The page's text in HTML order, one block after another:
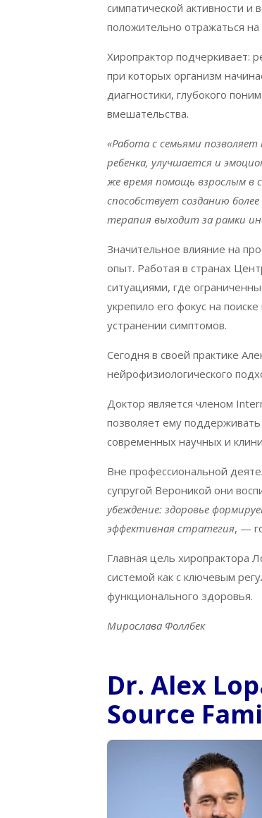
симпатической активности и
положительно отражаться
Хиропрактор подчеркивает:
при которых организм
диагностики, глубокого
вмешательства.
«Работа с семьями
ребенка, улучшается и
же время помощь взрослым в
способствует созданию
терапия выходит за рамки
Значительное влияние на
опыт. Работая в странах
ситуациями, где
укрепило его фокус на
устранении симптомов.
Сегодня в своей практике
нейрофизиологического
Доктор является членом
позволяет ему
современных научных и
Вне профессиональной
супругой Вероникой они
убеждение: здоровье
эффективная стратегия, —
Главная цель хиропрактора
системой как с ключевым
функционального здоровья.
Мирослава Фоллбек
Dr. Alex
Source